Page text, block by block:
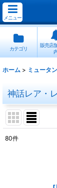
メニュー
カテゴリ
販売店
ホーム > ミュータ
神話レア・
80件